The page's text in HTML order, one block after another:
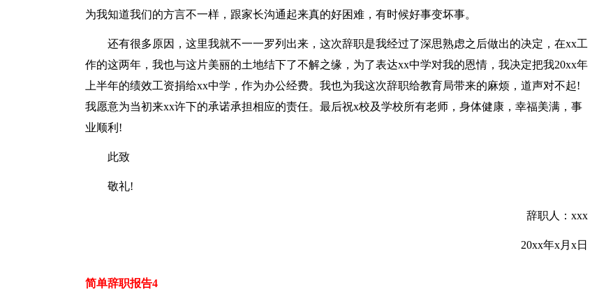
为我知道我们的方言不一样，跟家长沟通起来真的好困难，有时候好事变坏事。
还有很多原因，这里我就不一一罗列出来，这次辞职是我经过了深思熟虑之后做出的决定，在xx工
作的这两年，我也与这片美丽的土地结下了不解之缘，为了表达xx中学对我的恩情，我决定把我20xx年
上半年的绩效工资捐给xx中学，作为办公经费。我也为我这次辞职给教育局带来的麻烦，道声对不起!
我愿意为当初来xx许下的承诺承担相应的责任。最后祝x校及学校所有老师，身体健康，幸福美满，事
业顺利!
此致
敬礼!
辞职人：xxx
20xx年x月x日
简单辞职报告4